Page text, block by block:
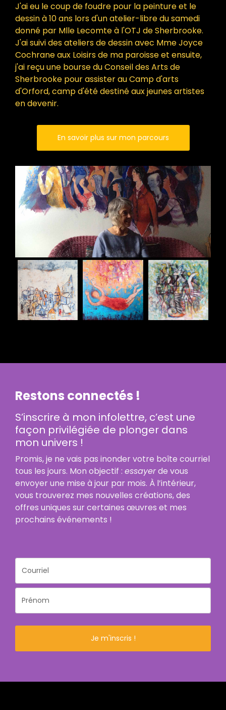
J'ai eu le coup de foudre pour la peinture et le
dessin à 10 ans lors d'un atelier-libre du samedi
donné par Mlle Lecomte à l'OTJ de Sherbrooke.
J'ai suivi des ateliers de dessin avec Mme Joyce
Cochrane aux Loisirs de ma paroisse et ensuite,
j'ai reçu une bourse du Conseil des Arts de
Sherbrooke pour assister au Camp d'arts
d'Orford, camp d'été destiné aux jeunes artistes
en devenir.
En savoir plus sur mon parcours
Restons connectés !
S’inscrire à mon infolettre, c’est une
façon privilégiée de plonger dans
mon univers !
Promis, je ne vais pas inonder votre boîte courriel
tous les jours. Mon objectif : essayerde vous
envoyer une mise à jour par mois. À l’intérieur,
vous trouverez mes nouvelles créations, des
offres uniques sur certaines œuvres et mes
prochains événements !
Je m'inscris !